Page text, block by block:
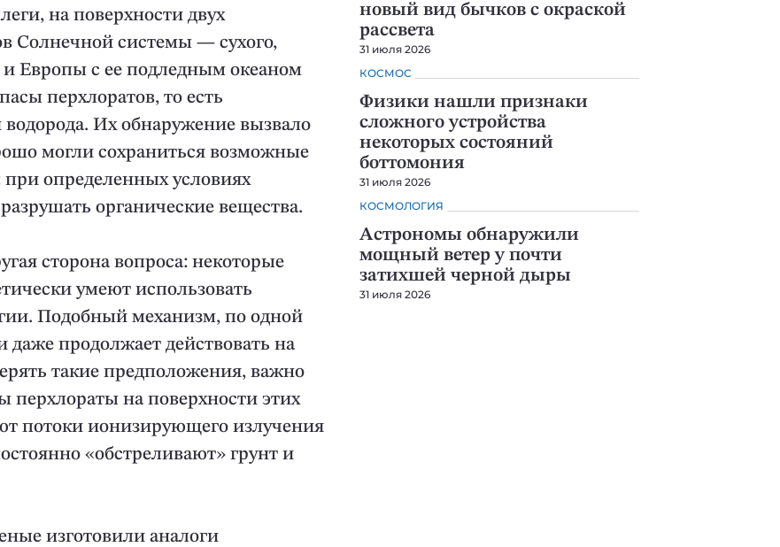
на поверхности двух
Солнечной системы — сухого,
и Европы с ее подледным океаном
перхлоратов, то есть
Их обнаружение вызвало
могли сохраниться возможные
определенных условиях
органические вещества.
сторона вопроса: некоторые
умеют использовать
Подобный механизм, по одной
даже продолжает действовать на
такие предположения, важно
перхлораты на поверхности этих
потоки ионизирующего излучения
«обстреливают» грунт и
изготовили аналоги
новый вид бычков с окраской
рассвета
31 июля 2026
КОСМОС
Физики нашли признаки
сложного устройства
некоторых состояний
боттомония
31 июля 2026
КОСМОЛОГИЯ
Астрономы обнаружили
мощный ветер у почти
затихшей черной дыры
31 июля 2026